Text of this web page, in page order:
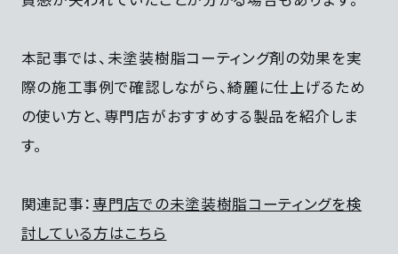
本記事では、未塗装樹脂コーティング剤の効果を実
際の施工事例で確認しながら、綺麗に仕上げるため
の使い方と、専門店がおすすめする製品を紹介しま
す。
関連記事： 専門店での未塗装樹脂コーティングを検
討している方はこちら